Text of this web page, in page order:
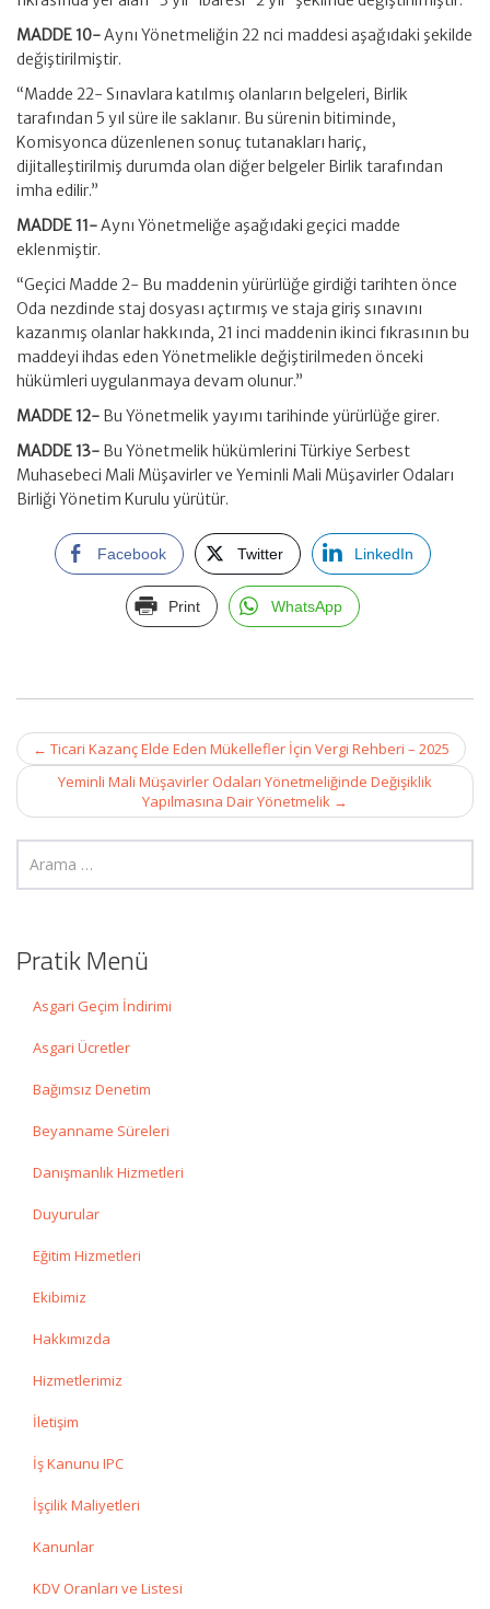
MADDE 10-Aynı Yönetmeliğin 22 nci maddesi aşağıdaki şekilde
değiştirilmiştir.
“Madde 22- Sınavlara katılmış olanların belgeleri, Birlik
tarafından 5 yıl süre ile saklanır. Bu sürenin bitiminde,
Komisyonca düzenlenen sonuç tutanakları hariç,
dijitalleştirilmiş durumda olan diğer belgeler Birlik tarafından
imha edilir.”
MADDE 11-Aynı Yönetmeliğe aşağıdaki geçici madde
eklenmiştir.
“Geçici Madde 2- Bu maddenin yürürlüğe girdiği tarihten önce
Oda nezdinde staj dosyası açtırmış ve staja giriş sınavını
kazanmış olanlar hakkında, 21 inci maddenin ikinci fıkrasının bu
maddeyi ihdas eden Yönetmelikle değiştirilmeden önceki
hükümleri uygulanmaya devam olunur.”
MADDE 12- Bu Yönetmelik yayımı tarihinde yürürlüğe girer.
MADDE 13- Bu Yönetmelik hükümlerini Türkiye Serbest
Muhasebeci Mali Müşavirler ve Yeminli Mali Müşavirler Odaları
Birliği Yönetim Kurulu yürütür.
Facebook Twitter LinkedIn
Print WhatsApp
Post
navigation
← Ticari Kazanç Elde Eden Mükellefler İçin Vergi Rehberi – 2025
Yeminli Mali Müşavirler Odaları Yönetmeliğinde Değişiklik
Yapılmasına Dair Yönetmelik →
Pratik Menü
Asgari Geçim İndirimi
Asgari Ücretler
Bağımsız Denetim
Beyanname Süreleri
Danışmanlık Hizmetleri
Duyurular
Eğitim Hizmetleri
Ekibimiz
Hakkımızda
Hizmetlerimiz
İletişim
İş Kanunu IPC
İşçilik Maliyetleri
Kanunlar
KDV Oranları ve Listesi